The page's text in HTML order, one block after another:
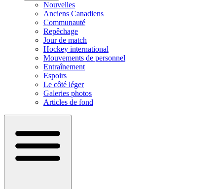
Nouvelles
Anciens Canadiens
Communauté
Repêchage
Jour de match
Hockey international
Mouvements de personnel
Entraînement
Espoirs
Le côté léger
Galeries photos
Articles de fond